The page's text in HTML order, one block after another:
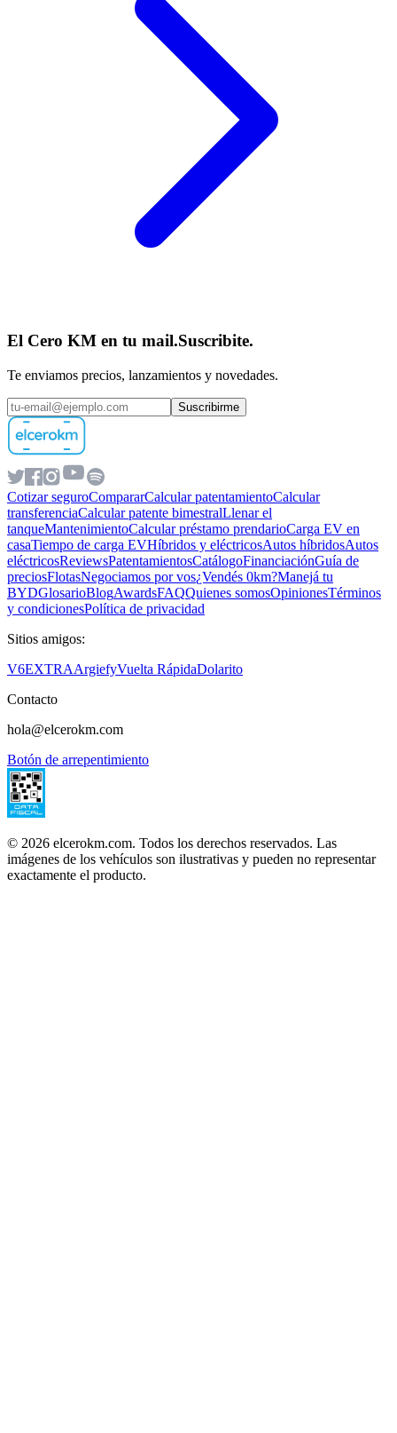
El Cero KM en tu mail.Suscribite.
Te enviamos precios, lanzamientos y novedades.
Suscribirme
Cotizar seguroCompararCalcular patentamientoCalcular
transferenciaCalcular patente bimestralLlenar el
tanqueMantenimientoCalcular préstamo prendarioCarga EV en
casaTiempo de carga EVHíbridos y eléctricosAutos híbridosAutos
eléctricosReviewsPatentamientosCatálogoFinanciaciónGuía de
preciosFlotasNegociamos por vos¿Vendés 0km?Manejá tu
BYDGlosarioBlogAwardsFAQQuienes somosOpinionesTérminos
y condicionesPolítica de privacidad
Sitios amigos:
V6EXTRAArgiefyVuelta RápidaDolarito
Contacto
hola@elcerokm.com
Botón de arrepentimiento
© 2026 elcerokm.com. Todos los derechos reservados. Las
imágenes de los vehículos son ilustrativas y pueden no representar
exactamente el producto.